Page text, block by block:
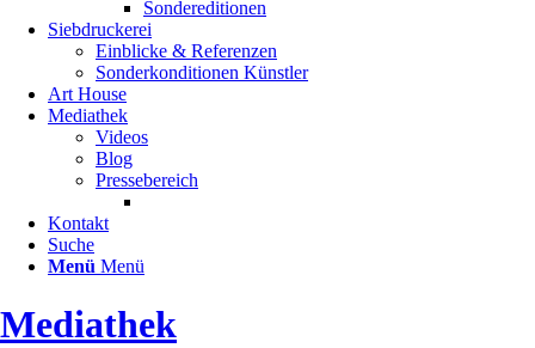
Sondereditionen
Siebdruckerei
Einblicke & Referenzen
Sonderkonditionen Künstler
Art House
Mediathek
Videos
Blog
Pressebereich
Kontakt
Suche
Menü Menü
Mediathek